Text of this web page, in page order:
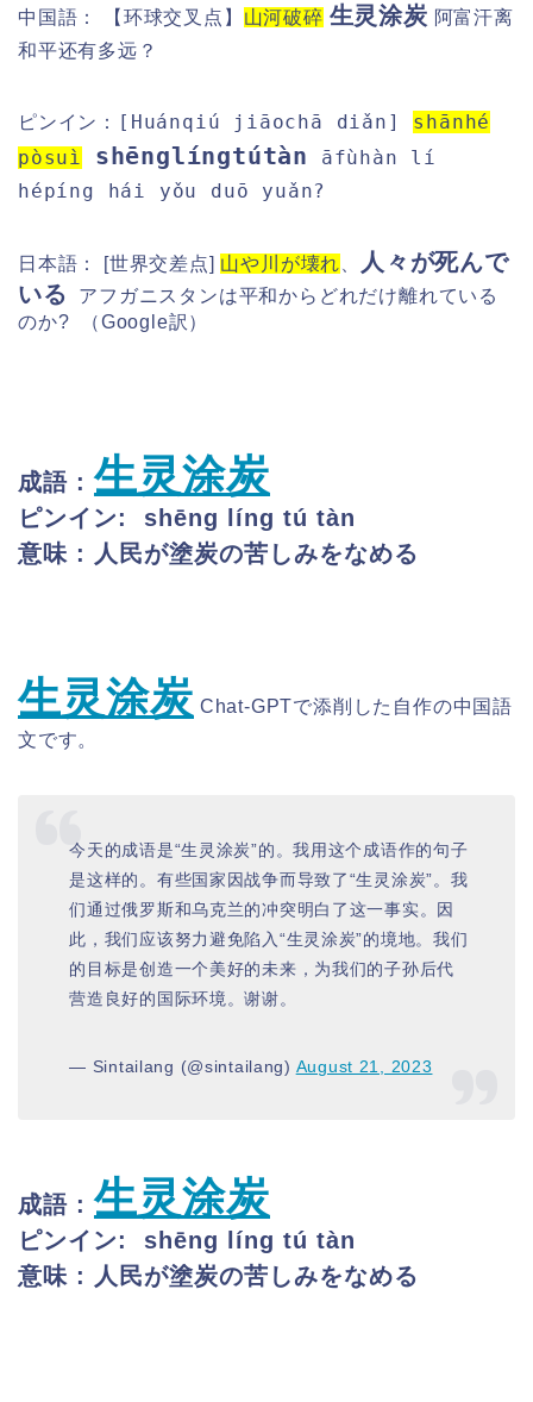
中国語： 【环球交叉点】 山河破碎 生灵涂炭 阿富汗离
和平还有多远？
ピンイン： [Huánqiú jiāochā diǎn] shānhé
pòsuì
shēnglíngtútàn
āfùhàn lí
hépíng hái yǒu duō yuǎn?
日本語： [世界交差点] 山や川が壊れ
人々が死んで
いる
アフガニスタンは平和からどれだけ離れている
のか?
（Google訳）
成語 :生灵涂炭
ピンイン: shēng líng tú tàn
意味 : 人民が塗炭の苦しみをなめる
生灵涂炭 Chat-GPTで添削した自作の中国語
文です。
今天的成语是“生灵涂炭”的。我用这个成语作的句子
是这样的。有些国家因战争而导致了“生灵涂炭”。我
们通过俄罗斯和乌克兰的冲突明白了这一事实。因
此，我们应该努力避免陷入“生灵涂炭”的境地。我们
的目标是创造一个美好的未来，为我们的子孙后代
营造良好的国际环境。谢谢。
— Sintailang (@sintailang) August 21, 2023
成語 :生灵涂炭
ピンイン: shēng líng tú tàn
意味 : 人民が塗炭の苦しみをなめる